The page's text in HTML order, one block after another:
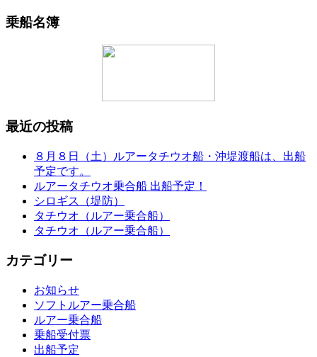
乗船名簿
最近の投稿
８月８日（土）ルアータチウオ船・沖堤渡船は、出船
予定です。
ルアータチウオ乗合船 出船予定！
シロギス（堤防）
タチウオ（ルアー乗合船）
タチウオ（ルアー乗合船）
カテゴリー
お知らせ
ソフトルアー乗合船
ルアー乗合船
乗船受付票
出船予定